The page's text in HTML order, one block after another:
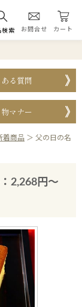
検索 お問合せ カート
る質問
マナー
着商品 ＞ 父の日の名
2,268円～